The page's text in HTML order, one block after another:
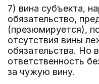
7) вина субъекта,
обязательство,
(презюмируется),
отсутствия вины
обязательства. Но
ответственность
за чужую вину.